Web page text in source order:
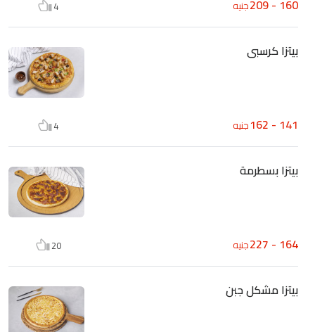
160 - 209 جنيه 4
بيتزا كرسبى
141 - 162 جنيه 4
بيتزا بسطرمة
164 - 227 جنيه 20
بيتزا مشكل جبن